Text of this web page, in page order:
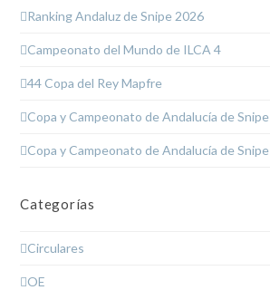
Ranking Andaluz de Snipe 2026
Campeonato del Mundo de ILCA 4
44 Copa del Rey Mapfre
Copa y Campeonato de Andalucía de Snipe
Copa y Campeonato de Andalucía de Snipe
Categorías
Circulares
OE